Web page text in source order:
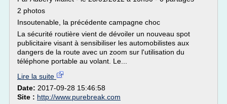
2 photos
Insoutenable, la précédente campagne choc
La sécurité routière vient de dévoiler un nouveau spot
publicitaire visant à sensibiliser les automobilistes aux
dangers de la route avec un zoom sur l'utilisation du
téléphone portable au volant. Le...
Lire la suite
Date: 2017-09-28 15:46:58
Site : http://www.purebreak.com